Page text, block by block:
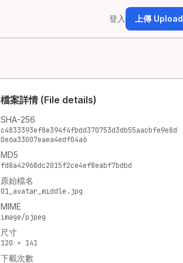
登入 上傳 Upload
檔案詳情 (File details)
SHA-256
c4833393ef8e394f4fbdd370753d3db55aacbfe9e8d
0e6a33007eaea4edf04a6
MD5
fd8a42968dc2015f2ce4ef8eabf7bdbd
原始檔名
01_avatar_middle.jpg
MIME
image/pjpeg
尺寸
120 × 141
下載次數